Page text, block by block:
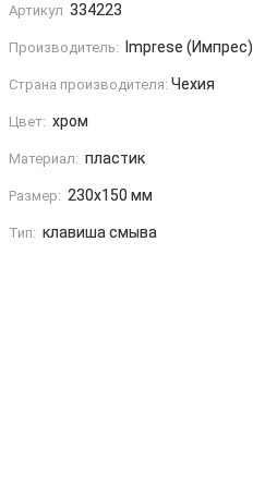
Артикул 334223
Производитель: Imprese (Импрес)
Страна производителя: Чехия
Цвет: хром
Материал: пластик
Размер: 230x150 мм
Тип: клавиша смыва